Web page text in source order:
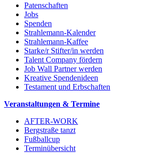
Patenschaften
Jobs
Spenden
Strahlemann-Kalender
Strahlemann-Kaffee
Starke/r Stifter/in werden
Talent Company fördern
Job Wall Partner werden
Kreative Spendenideen
Testament und Erbschaften
Veranstaltungen & Termine
AFTER-WORK
Bergstraße tanzt
Fußballcup
Terminübersicht